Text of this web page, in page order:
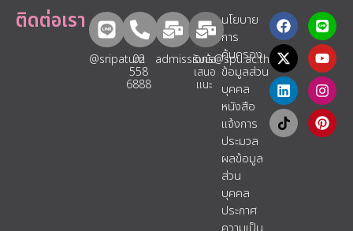
ติดต่อเรา
@sripatum
02
558
6888
admissions@spu.ac.th
รับข้อ
เสนอ
แนะ​
นโยบาย
การ
คุ้มครอง
ข้อมูลส่วน
บุคคล
หนังสือ
แจ้งการ
ประมวล
ผลข้อมูล
ส่วน
บุคคล
ประกาศ